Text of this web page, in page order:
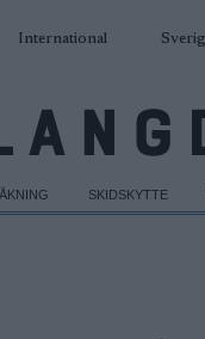
International
SKIDSKYTTE